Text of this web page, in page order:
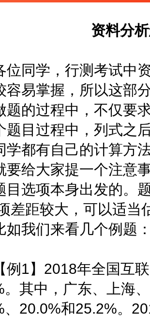
资料分
学，行测考试中资
容易掌握，所以这部
题的过程中，不仅要
题目过程中，列式之
学都有自己的计算方
要给大家提一个注意
目选项本身出发的。
差距较大，可以适当
如我们来看几个例题
】2018年全国互联
。其中，广东、上海
、20.0%和25.2%。